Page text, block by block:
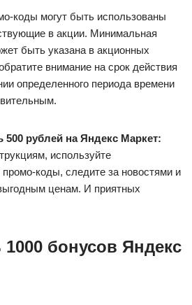
коды могут быть использованы
в акции. Минимальная
быть указана в акционных
внимание на срок действия
определенного периода времени
500 рублей на Яндекс Маркет:
используйте
коды, следите за новостями и
ценам. И приятных
1000 бонусов Яндекс